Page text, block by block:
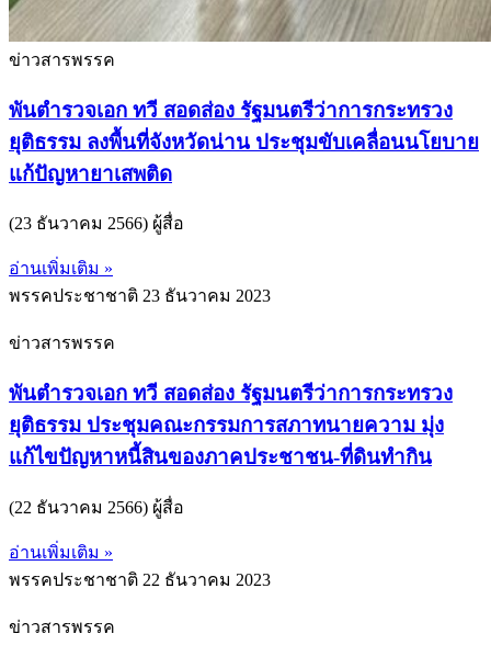
ข่าวสารพรรค
พันตำรวจเอก ทวี สอดส่อง รัฐมนตรีว่าการกระทรวง
ยุติธรรม ลงพื้นที่จังหวัดน่าน ประชุมขับเคลื่อนนโยบาย
แก้ปัญหายาเสพติด
(23 ธันวาคม 2566) ผู้สื่อ
อ่านเพิ่มเติม »
พรรคประชาชาติ 23 ธันวาคม 2023
ข่าวสารพรรค
พันตำรวจเอก ทวี สอดส่อง รัฐมนตรีว่าการกระทรวง
ยุติธรรม ประชุมคณะกรรมการสภาทนายความ มุ่ง
แก้ไขปัญหาหนี้สินของภาคประชาชน-ที่ดินทำกิน
(22 ธันวาคม 2566) ผู้สื่อ
อ่านเพิ่มเติม »
พรรคประชาชาติ 22 ธันวาคม 2023
ข่าวสารพรรค